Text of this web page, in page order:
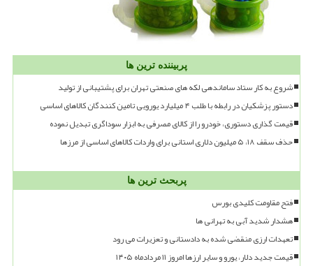
پربیننده ترین ها
شروع به کار ستاد ساماندهی لکه های صنعتی تهران برای پشتیبانی از تولید
دستور پزشکیان در رابطه با طلب ۴ میلیارد یورویی تامین کنندگان کالاهای اساسی
قیمت گذاری دستوری، خودرو را از کالای مصرفی به ابزار سوداگری تبدیل نموده
حذف سقف ۱۸، ۵ میلیون دلاری استانی برای واردات کالاهای اساسی از مرزها
پربحث ترین ها
فتح مقاومت کلیدی بورس
هشدار شدید آبی به تهرانی ها
تعهدات ارزی منقضی شده به دادستانی و تعزیرات می رود
قیمت جدید دلار، یورو و سایر ارزها امروز ۱۱ مردادماه ۱۴۰۵